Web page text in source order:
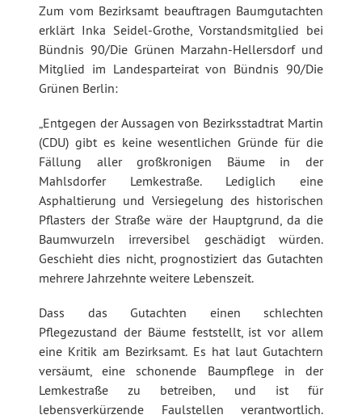
Zum vom Bezirksamt beauftragen Baumgutachten
erklärt Inka Seidel-Grothe, Vorstandsmitglied bei
Bündnis 90/Die Grünen Marzahn-Hellersdorf und
Mitglied im Landesparteirat von Bündnis 90/Die
Grünen Berlin:
„Entgegen der Aussagen von Bezirksstadtrat Martin
(CDU) gibt es keine wesentlichen Gründe für die
Fällung aller großkronigen Bäume in der
Mahlsdorfer Lemkestraße. Lediglich eine
Asphaltierung und Versiegelung des historischen
Pflasters der Straße wäre der Hauptgrund, da die
Baumwurzeln irreversibel geschädigt würden.
Geschieht dies nicht, prognostiziert das Gutachten
mehrere Jahrzehnte weitere Lebenszeit.
Dass das Gutachten einen schlechten
Pflegezustand der Bäume feststellt, ist vor allem
eine Kritik am Bezirksamt. Es hat laut Gutachtern
versäumt, eine schonende Baumpflege in der
Lemkestraße zu betreiben, und ist für
lebensverkürzende Faulstellen verantwortlich.